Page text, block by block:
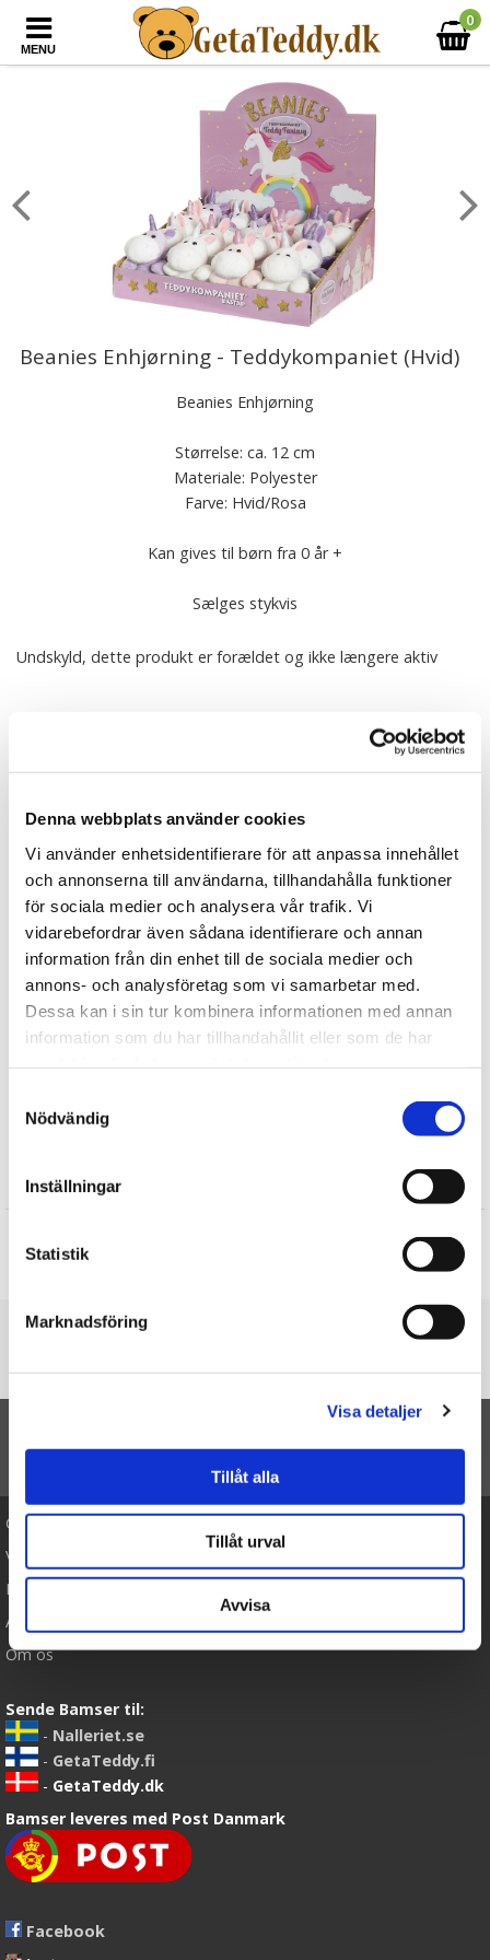
Denna webbplats använder cookies
Vi använder enhetsidentifierare för att anpassa innehållet
och annonserna till användarna, tillhandahålla funktioner
för sociala medier och analysera vår trafik. Vi
vidarebefordrar även sådana identifierare och annan
information från din enhet till de sociala medier och
annons- och analysföretag som vi samarbetar med.
Dessa kan i sin tur kombinera informationen med annan
information som du har tillhandahållit eller som de har
Nödvändig
Inställningar
Statistik
Marknadsföring
Visa detaljer
Tillåt alla
Tillåt urval
Avvisa
MENU
0
Beanies Enhjørning - Teddykompaniet (Hvid)
Beanies Enhjørning
Størrelse: ca. 12 cm
Materiale: Polyester
Farve: Hvid/Rosa
Kan gives til børn fra 0 år +
Sælges stykvis
Undskyld, dette produkt er forældet og ikke længere aktiv
henhold til EUs regler for legetøj (EN71). Det betyder, at bamse
er barn sikkert, alle detaljer om de bamse er således bevæger
uden tilsatte flammehæmmere. bamse er kemiske-fri, alt
farvning er fremstillet af ugiftigt maling og plastdele er
fremstillet af ikke-toksisk plastmasse.
Udstoppede dyr fra Teddykompaniet maskinvaskes ved 40
grader (undtagen musik bokse, teddy lys)
Fortælle
Find mere
Enhjørning
Forside Beanies Enhjørning - Teddykompaniet (Hvid)
Cookies
Varemærker
Købsvilkår
Artikler
Om os
Sende Bamser til:
- Nalleriet.se
- GetaTeddy.fi
- GetaTeddy.dk
Bamser leveres med Post Danmark
Facebook